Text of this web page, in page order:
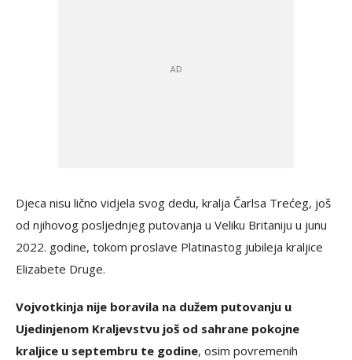
Djeca nisu lično vidjela svog dedu, kralja Čarlsa Trećeg, još
od njihovog posljednjeg putovanja u Veliku Britaniju u junu
2022. godine, tokom proslave Platinastog jubileja kraljice
Elizabete Druge.
Vojvotkinja nije boravila na dužem putovanju u
Ujedinjenom Kraljevstvu još od sahrane pokojne
kraljice u septembru te godine, osim povremenih